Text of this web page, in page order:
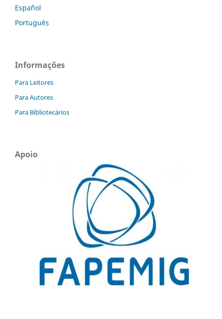
Español
Português
Informações
Para Leitores
Para Autores
Para Bibliotecários
Apoio